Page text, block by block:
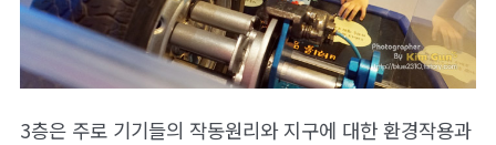
3층은 주로 기기들의 작동원리와 지구에 대한 환경작용과